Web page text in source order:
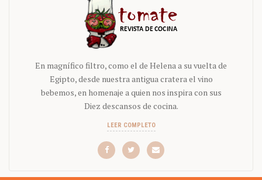
En magnífico filtro, como el de Helena a su vuelta de
Egipto, desde nuestra antigua cratera el vino
bebemos, en homenaje a quien nos inspira con sus
Diez descansos de cocina.
LEER COMPLETO